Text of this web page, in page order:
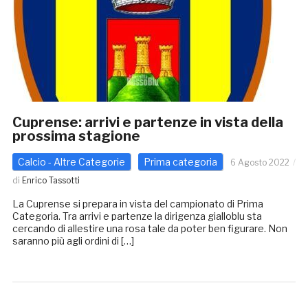
Cuprense: arrivi e partenze in vista della
prossima stagione
Calcio - Altre Categorie Prima categoria
6 Agosto 2022
di Enrico Tassotti
La Cuprense si prepara in vista del campionato di Prima
Categoria. Tra arrivi e partenze la dirigenza gialloblu sta
cercando di allestire una rosa tale da poter ben figurare. Non
saranno più agli ordini di […]